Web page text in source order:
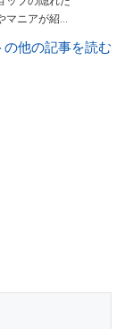
マニアが紹介
。毎日トレン
他の記事を読む